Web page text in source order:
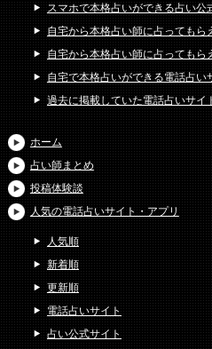
スマホで本格占いができる占い公
自宅から本格占い師に占ってもら
自宅から本格占い師に占ってもら
自宅で本格占いができる電話占い
過去に掲載していた電話占いサイ
ホーム
占い師まとめ
投稿体験談
人気の電話占いサイト・アプリ
人気順
新着順
更新順
電話占いサイト
占い公式サイト